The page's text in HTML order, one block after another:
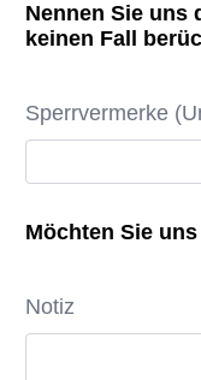
Nennen Sie uns
keinen Fall
Sperrvermerke
Möchten Sie
Notiz